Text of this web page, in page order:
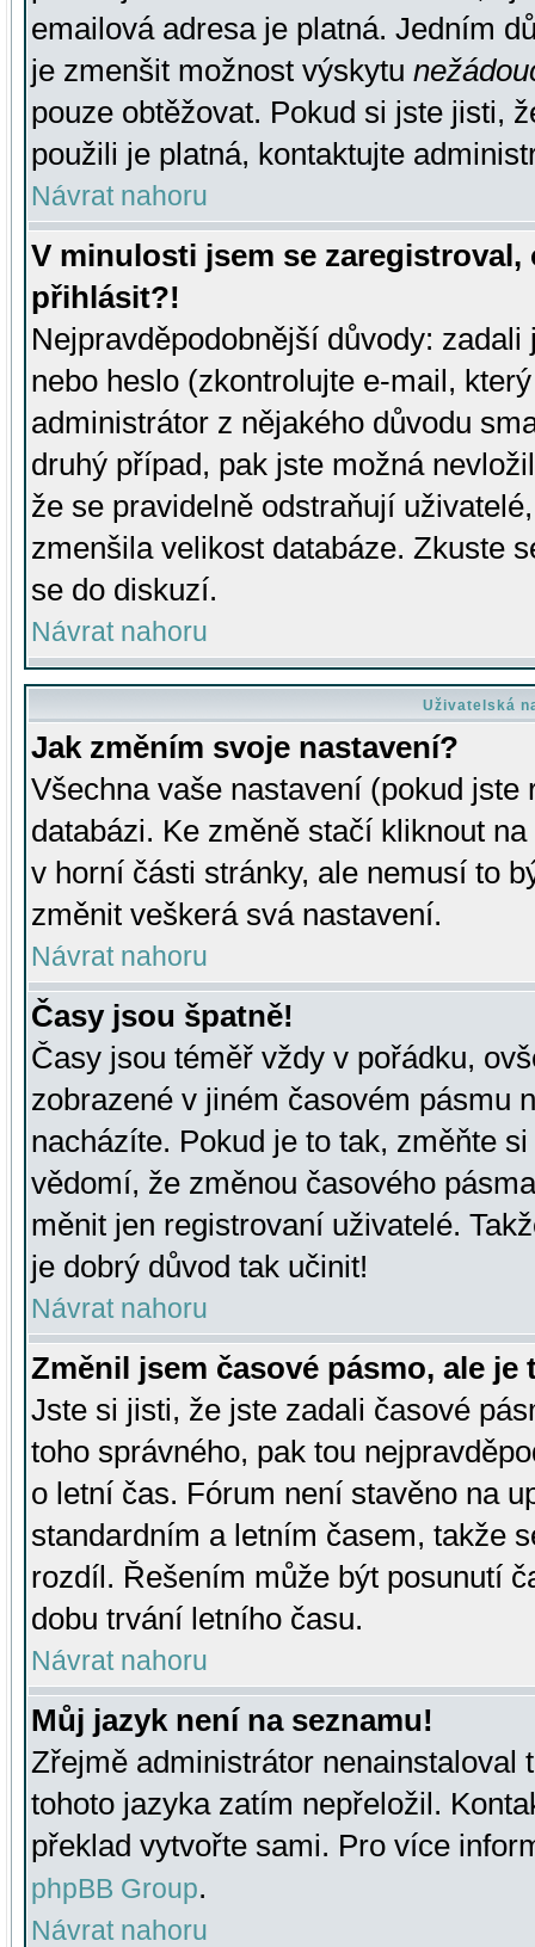
emailová adresa je platná. Jedním
je zmenšit možnost výskytu
pouze obtěžovat. Pokud si jste jisti,
použili je platná, kontaktujte
Návrat nahoru
V minulosti jsem se
přihlásit?!
Nejpravděpodobnější důvody:
nebo heslo (zkontrolujte e-mail,
administrátor z nějakého důvodu
druhý případ, pak jste možná
že se pravidelně odstraňují
zmenšila velikost databáze. Zkuste
se do diskuzí.
Návrat nahoru
Uživatelská
Jak změním svoje nastavení?
Všechna vaše nastavení (pokud
databázi. Ke změně stačí kliknout
v horní části stránky, ale nemusí to
změnit veškerá svá nastavení.
Návrat nahoru
Časy jsou špatně!
Časy jsou téměř vždy v pořádku,
zobrazené v jiném časovém pásmu
nacházíte. Pokud je to tak, změňte
vědomí, že změnou časového
měnit jen registrovaní uživatelé.
je dobrý důvod tak učinit!
Návrat nahoru
Změnil jsem časové pásmo, ale je
Jste si jisti, že jste zadali časové
toho správného, pak tou
o letní čas. Fórum není stavěno na
standardním a letním časem, takže
rozdíl. Řešením může být posunutí
dobu trvání letního času.
Návrat nahoru
Můj jazyk není na seznamu!
Zřejmě administrátor nenainstaloval
tohoto jazyka zatím nepřeložil.
překlad vytvořte sami. Pro více
phpBB Group.
Návrat nahoru